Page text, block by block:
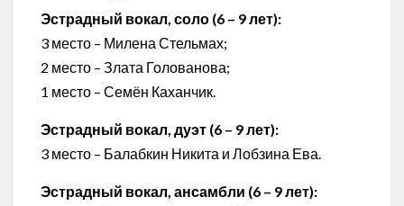
Эстрадный вокал, соло (6 – 9 лет):
3 место – Милена Стельмах;
2 место – Злата Голованова;
1 место – Семён Каханчик.
Эстрадный вокал, дуэт (6 – 9 лет):
3 место – Балабкин Никита и Лобзина Ева.
Эстрадный вокал, ансамбли (6 – 9 лет):